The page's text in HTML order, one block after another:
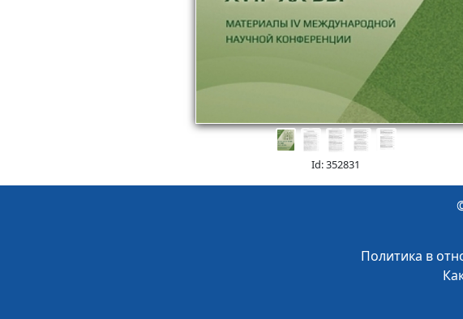
Id: 352831
Политика в